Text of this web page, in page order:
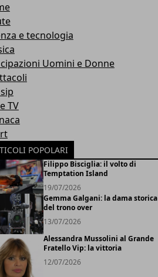
e tecnologia
Uomini e Donne
TV
POPOLARI
Filippo Bisciglia: il volto di
Temptation Island
19/07/2026
Gemma Galgani: la dama storica
del trono over
13/07/2026
Alessandra Mussolini al Grande
Fratello Vip: la vittoria
12/07/2026